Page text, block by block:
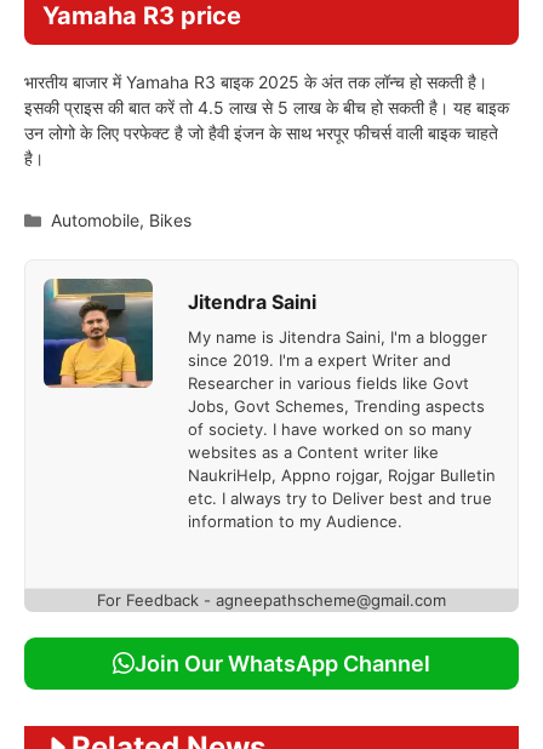
Yamaha R3 price
भारतीय बाजार में Yamaha R3 बाइक 2025 के अंत तक लॉन्च हो सकती है।
इसकी प्राइस की बात करें तो 4.5 लाख से 5 लाख के बीच हो सकती है। यह बाइक
उन लोगो के लिए परफेक्ट है जो हैवी इंजन के साथ भरपूर फीचर्स वाली बाइक चाहते
है।
Categories
Automobile, Bikes
Jitendra Saini
My name is Jitendra Saini, I'm a blogger
since 2019. I'm a expert Writer and
Researcher in various fields like Govt
Jobs, Govt Schemes, Trending aspects
of society. I have worked on so many
websites as a Content writer like
NaukriHelp, Appno rojgar, Rojgar Bulletin
etc. I always try to Deliver best and true
information to my Audience.
For Feedback - agneepathscheme@gmail.com
Join Our WhatsApp Channel